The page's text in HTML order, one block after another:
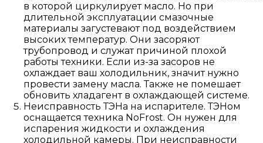
в которой циркулирует масло. Но при
длительной эксплуатации смазочные
материалы загустевают под воздействием
высоких температур. Они засоряют
трубопровод и служат причиной плохой
работы техники. Если из-за засоров не
охлаждает ваш холодильник, значит нужно
провести замену масла. Также не помешает
обновить хладагент в охлаждающей системе.
Неисправность ТЭНа на испарителе. ТЭНом
оснащается техника NoFrost. Он нужен для
испарения жидкости и охлаждения
холодильной камеры. При неисправности